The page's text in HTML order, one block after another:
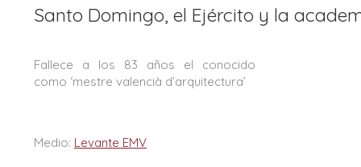
Santo Domingo, el Ejército y la
Fallece a los 83 años el conocido
como ‘mestre valencià d’arquitectura’
Medio: Levante EMV